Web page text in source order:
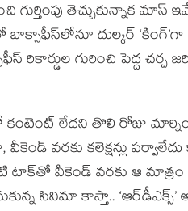
తెచ్చుకున్నాక మాస్
దుల్కర్
గురించి పెద్ద చర్చ
కంటెంట్ లేదని తొలి రోజు
వరకు కలెక్షన్లు
వీకెండ్ వరకు ఆ మాత్రం
సినిమా కాస్తా..